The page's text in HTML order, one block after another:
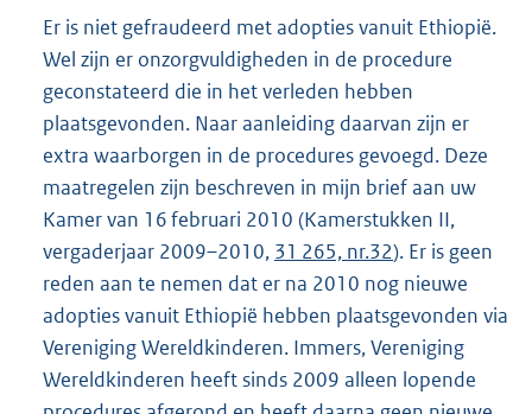
Er is niet gefraudeerd met adopties vanuit Ethiopië.
Wel zijn er onzorgvuldigheden in de procedure
geconstateerd die in het verleden hebben
plaatsgevonden. Naar aanleiding daarvan zijn er
extra waarborgen in de procedures gevoegd. Deze
maatregelen zijn beschreven in mijn brief aan uw
Kamer van 16 februari 2010 (Kamerstukken II,
vergaderjaar 2009–2010, 31 265, nr.32). Er is geen
reden aan te nemen dat er na 2010 nog nieuwe
adopties vanuit Ethiopië hebben plaatsgevonden via
Vereniging Wereldkinderen. Immers, Vereniging
Wereldkinderen heeft sinds 2009 alleen lopende